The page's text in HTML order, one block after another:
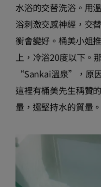
水浴的交替洗浴。用
浴刺激交感神經，交
衡會變好。桶美小姐
上，冷浴20度以下。
“Sankai溫泉”，原
這裡有桶美先生稱贊
量，還堅持水的質量。